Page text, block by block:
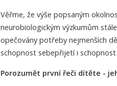
Věřme, že výše popsaným
neurobiologickým výzkumům
opečovány potřeby nejmenších
schopnost sebepřijetí i
Porozumět první řeči dítěte -